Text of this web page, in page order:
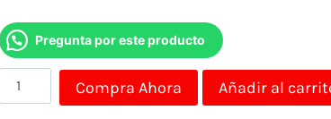
Pregunta por este producto
Audifono
+
Compra Ahora Añadir al